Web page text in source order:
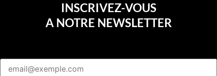
INSCRIVEZ-VOUS
A NOTRE NEWSLETTER